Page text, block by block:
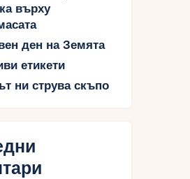
върху
ден на Земята
етикети
ни струва скъпо